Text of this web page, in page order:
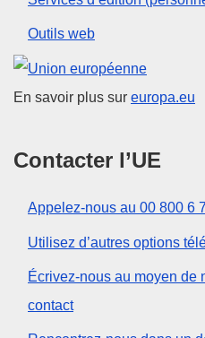
Outils web
Union
En savoir plus sur europa.eu
Contacter l’UE
Appelez-nous au 00 800 6
Utilisez d’autres options
Écrivez-nous au moyen de
contact